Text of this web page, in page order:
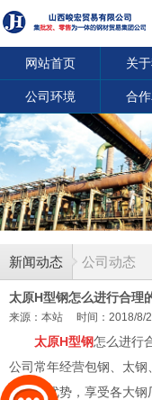
网站首页 关
公司环境 合
新闻动态 公司动态
太原H型钢怎么进行合理
来源：本站 时间：2018/8/
太原H型钢怎么进行
公司常年经营包钢、太
的资源优势，享受各大